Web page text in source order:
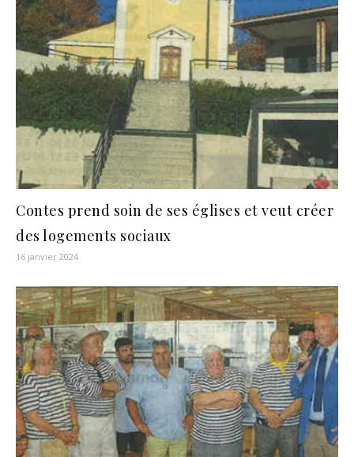
Contes prend soin de ses églises et veut créer
des logements sociaux
16 janvier 2024